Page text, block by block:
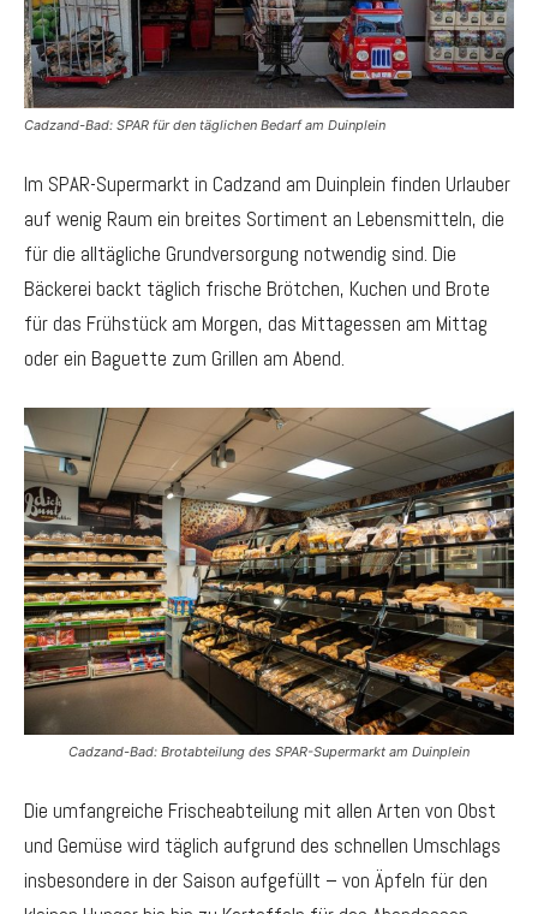
Cadzand-Bad: SPAR für den täglichen Bedarf am Duinplein
Im SPAR-Supermarkt in Cadzand am Duinplein finden Urlauber
auf wenig Raum ein breites Sortiment an Lebensmitteln, die
für die alltägliche Grundversorgung notwendig sind. Die
Bäckerei backt täglich frische Brötchen, Kuchen und Brote
für das Frühstück am Morgen, das Mittagessen am Mittag
oder ein Baguette zum Grillen am Abend.
Cadzand-Bad: Brotabteilung des SPAR-Supermarkt am Duinplein
Die umfangreiche Frischeabteilung mit allen Arten von Obst
und Gemüse wird täglich aufgrund des schnellen Umschlags
insbesondere in der Saison aufgefüllt – von Äpfeln für den